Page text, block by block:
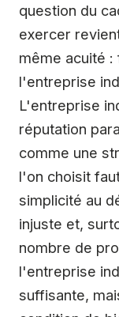
question du
exercer
même acuité
l'entreprise
L'entreprise
réputation
comme une
l'on choisit
simplicité au
injuste et,
nombre de
l'entreprise
suffisante,